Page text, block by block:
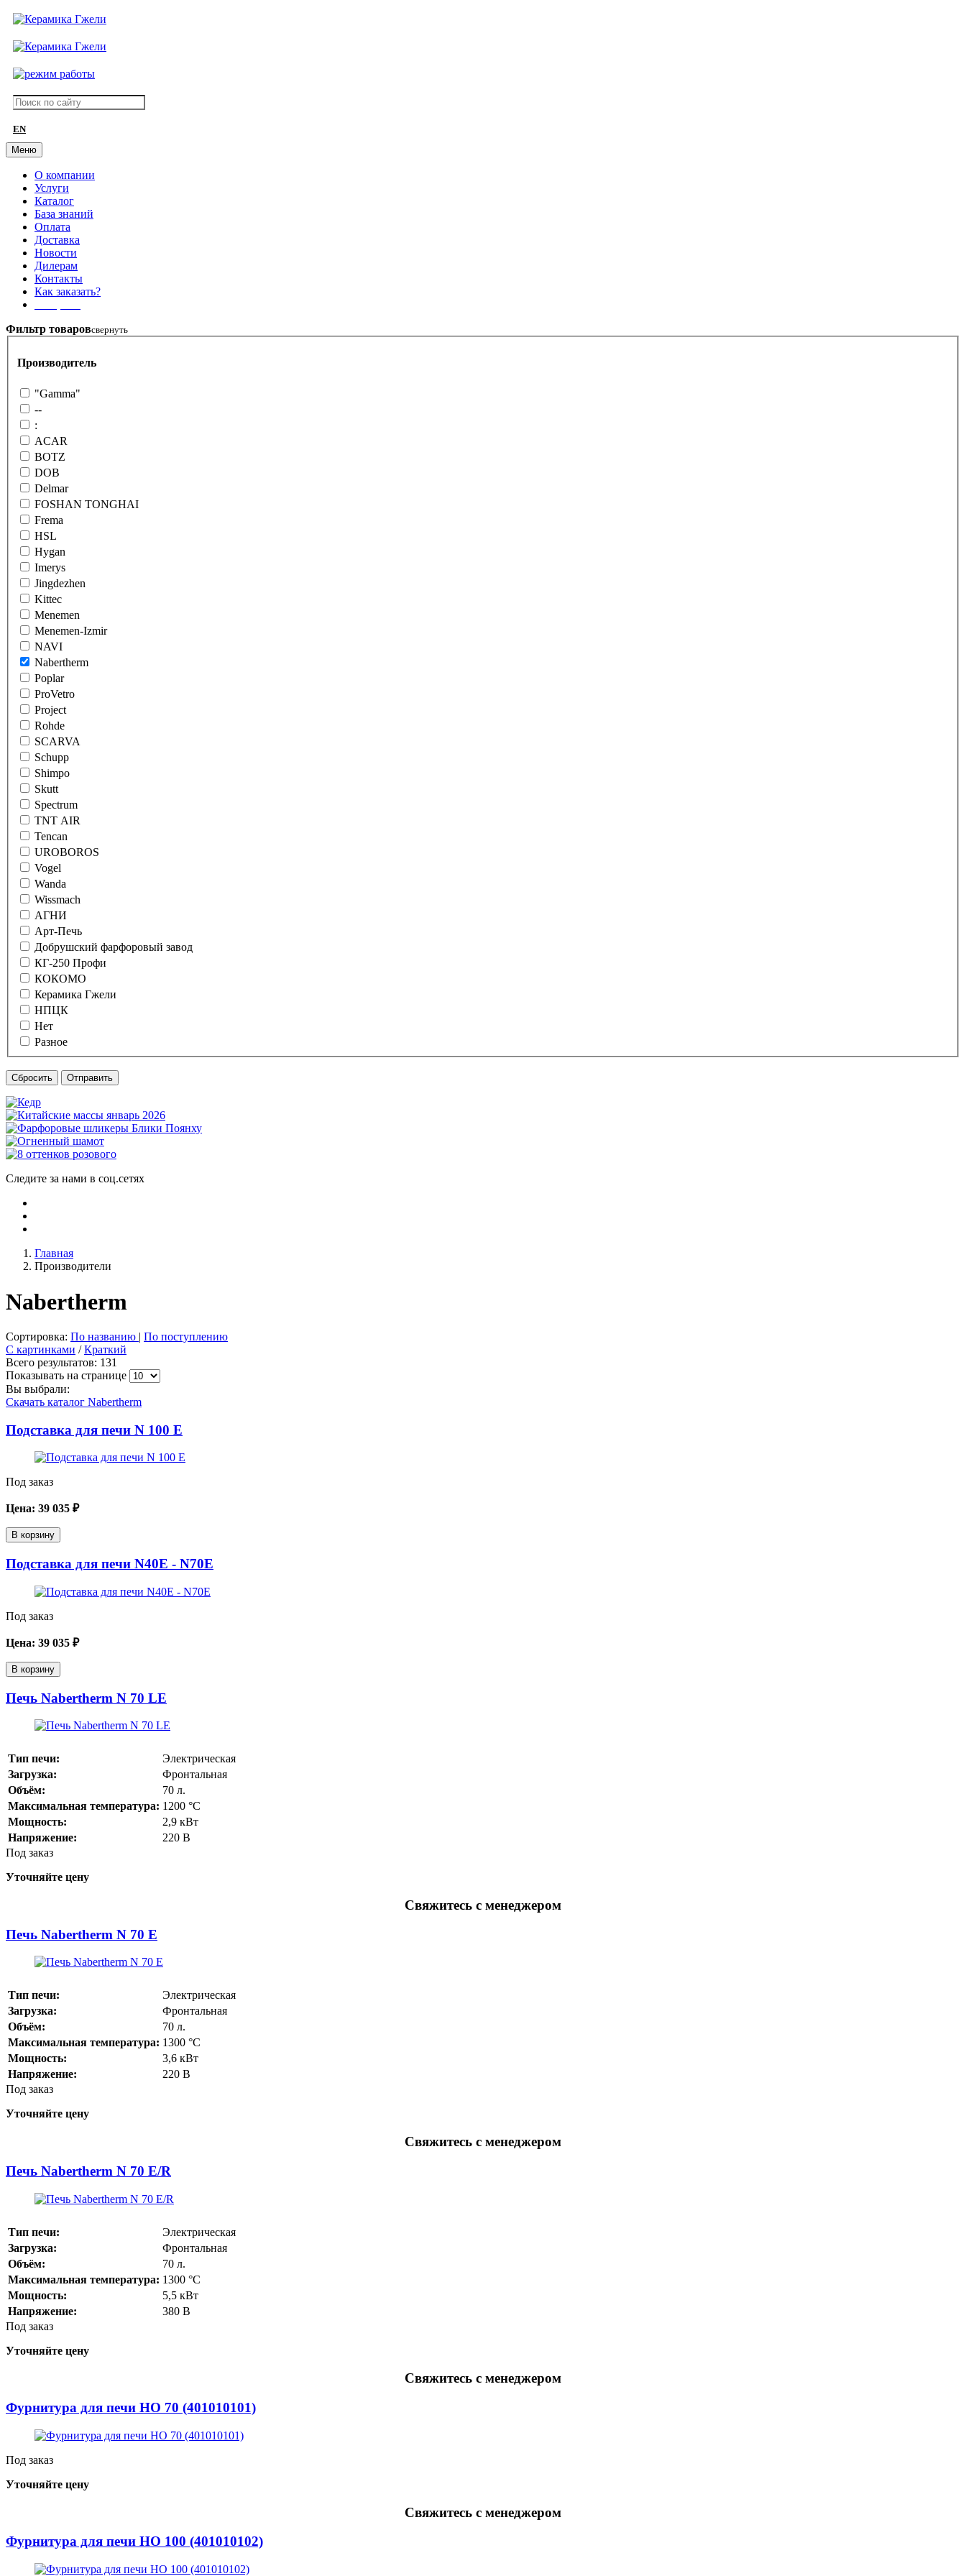
EN
Меню
О компании
Услуги
Каталог
База знаний
Оплата
Доставка
Новости
Дилерам
Контакты
Как заказать?
Фильтр товаровсвернуть
Производитель
"Gamma"
--
:
ACAR
BOTZ
DOB
Delmar
FOSHAN TONGHAI
Frema
HSL
Hygan
Imerys
Jingdezhen
Kittec
Menemen
Menemen-Izmir
NAVI
Nabertherm
Poplar
ProVetro
Project
Rohde
SCARVA
Schupp
Shimpo
Skutt
Spectrum
TNT AIR
Tencan
UROBOROS
Vogel
Wanda
Wissmach
АГНИ
Арт-Печь
Добрушский фарфоровый завод
КГ-250 Профи
КОКОМО
Керамика Гжели
НПЦК
Нет
Разное
Сбросить Отправить
Следите за нами в соц.сетях
Главная
Производители
Nabertherm
Сортировка: По названию | По поступлению
С картинками /Краткий
Всего результатов: 131
Показывать на странице
Вы выбрали:
Скачать каталог Nabertherm
Подставка для печи N 100 E
Под заказ
Цена: 39 035 ₽
В корзину
Подставка для печи N40E - N70E
Под заказ
Цена: 39 035 ₽
В корзину
Печь Nabertherm N 70 LE
Тип печи:
Электрическая
Загрузка:
Фронтальная
Объём:
70 л.
Максимальная температура: 1200 °С
Мощность:
2,9 кВт
Напряжение:
220 В
Под заказ
Уточняйте цену
Свяжитесь с менеджером
Печь Nabertherm N 70 E
Тип печи:
Электрическая
Загрузка:
Фронтальная
Объём:
70 л.
Максимальная температура: 1300 °С
Мощность:
3,6 кВт
Напряжение:
220 В
Под заказ
Уточняйте цену
Свяжитесь с менеджером
Печь Nabertherm N 70 E/R
Тип печи:
Электрическая
Загрузка:
Фронтальная
Объём:
70 л.
Максимальная температура: 1300 °С
Мощность:
5,5 кВт
Напряжение:
380 В
Под заказ
Уточняйте цену
Свяжитесь с менеджером
Фурнитура для печи HO 70 (401010101)
Под заказ
Уточняйте цену
Свяжитесь с менеджером
Фурнитура для печи HO 100 (401010102)